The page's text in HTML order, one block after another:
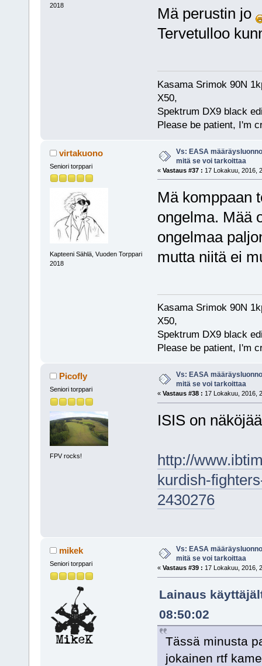
2018
Mä perustin jo
Tervetulloo
Kasama Srimok 90N
X50,
Spektrum DX9 black
Please be patient, I'm
virtakuono
Seniori torppari
Kapteeni Sählä, Vuoden Torppari
2018
Vs: EASA
mitä se voi tarkoittaa
« Vastaus #37 : 17 Lokakuu, 2016,
Mä komppaan
ongelma. Mää
ongelmaa
mutta niitä ei
Kasama Srimok 90N
X50,
Spektrum DX9 black
Please be patient, I'm
Picofly
Seniori torppari
FPV rocks!
Vs: EASA
mitä se voi tarkoittaa
« Vastaus #38 : 17 Lokakuu, 2016,
ISIS on
http://
kurdish-
2430276
mikek
Seniori torppari
Vs: EASA
mitä se voi tarkoittaa
« Vastaus #39 : 17 Lokakuu, 2016,
Lainaus
08:50:02
Tässä minusta
jokainen rtf